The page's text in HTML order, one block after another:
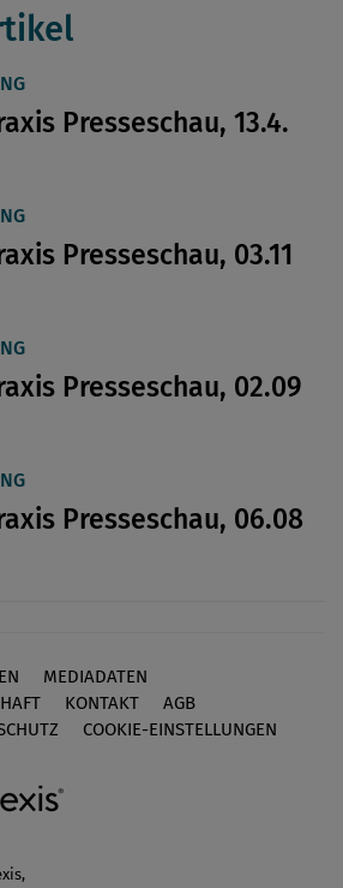
Presseschau, 13.4.
Presseschau, 03.11
Presseschau, 02.09
Presseschau, 06.08
MEDIADATEN
KONTAKT
AGB
COOKIE-EINSTELLUNGEN